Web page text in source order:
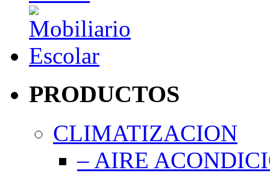
PRODUCTOS
CLIMATIZACION
– AIRE